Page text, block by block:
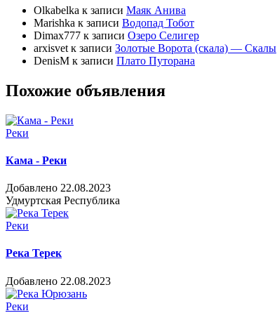
Olkabelka к записи Маяк Анива
Marishka к записи Водопад Тобот
Dimax777 к записи Озеро Селигер
arxisvet к записи Золотые Ворота (скала) — Скалы
DenisM к записи Плато Путорана
Похожие объявления
Реки
Кама - Реки
Добавлено 22.08.2023
Удмуртская Республика
Реки
Река Терек
Добавлено 22.08.2023
Реки